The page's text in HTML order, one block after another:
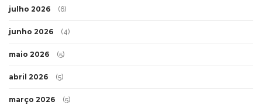
julho 2026 (6)
junho 2026 (4)
maio 2026 (5)
abril 2026 (5)
março 2026 (5)